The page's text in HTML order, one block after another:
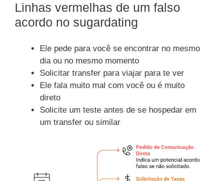
Linhas vermelhas de um falso
acordo no sugardating
Ele pede para você se encontrar no mesmo
dia ou no mesmo momento
Solicitar transfer para viajar para te ver
Ele fala muito mal com você ou é muito
direto
Solicite um teste antes de se hospedar em
um transfer ou similar